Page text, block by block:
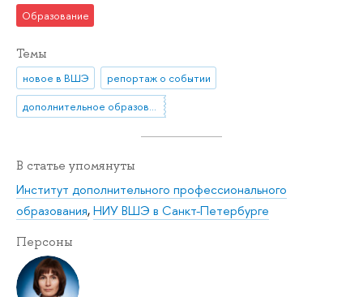
Образование
Темы
новое в ВШЭ
репортаж о событии
дополнительное образование
В статье упомянуты
Институт дополнительного профессионального
образования,НИУ ВШЭ в Санкт-Петербурге
Персоны